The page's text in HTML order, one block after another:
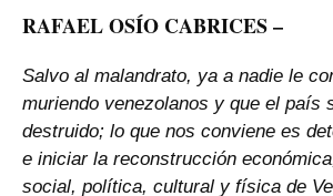
RAFAEL OSÍO CABRICES –
Salvo al malandrato, ya a nadie le
muriendo venezolanos y que el país
destruido; lo que nos conviene es
e iniciar la reconstrucción
social, política, cultural y física de